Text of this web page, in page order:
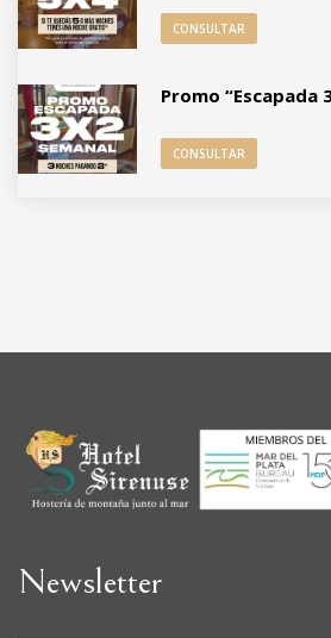
CONSULTAR
Promo “Escapada
CONSULTAR
Newsletter